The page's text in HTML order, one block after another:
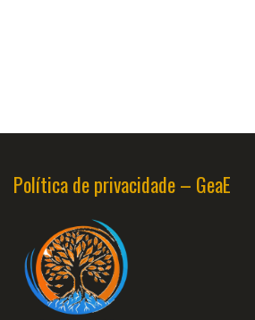
Política de privacidade – GeaE